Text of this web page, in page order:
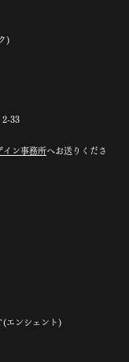
)
2-33
イン事務所へお送りくださ
エンシェント)